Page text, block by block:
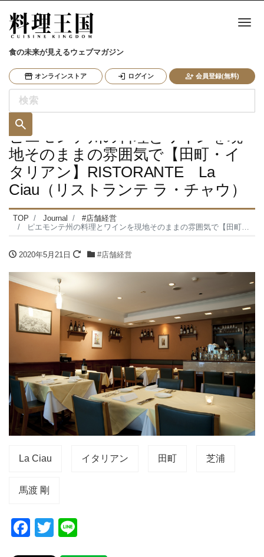
食の未来が見えるウェブマガジン
オンラインストア ログイン 会員登録(無料)
ナ
ピエモンテ州の料理とワインを現
地そのままの雰囲気で【田町・イ
タリアン】RISTORANTE La
Ciau（リストランテ ラ・チャウ）
TOP Journal
#店舗経営
ピエモンテ州の料理とワインを現地そのままの雰囲気で【田町・イタリアン】RISTORANTE La Ciau（リストランテ ラ・チャウ）
2020年5月21日 #店舗経営
La Ciau イタリアン 田町 芝浦
馬渡 剛
F
T